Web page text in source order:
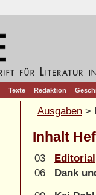
Texte Redaktion
Ausgaben >
Inhalt
03
Editorial
06
Dank